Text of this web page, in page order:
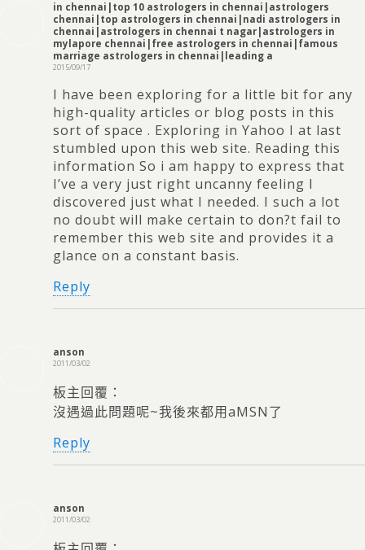
in chennai|top 10 astrologers in chennai|astrologers
chennai|top astrologers in chennai|nadi astrologers in
chennai|astrologers in chennai t nagar|astrologers in
mylapore chennai|free astrologers in chennai|famous
marriage astrologers in chennai|leading a
2015/09/17
I have been exploring for a little bit for any
high-quality articles or blog posts in this
sort of space . Exploring in Yahoo I at last
stumbled upon this web site. Reading this
information So i am happy to express that
I’ve a very just right uncanny feeling I
discovered just what I needed. I such a lot
no doubt will make certain to don?t fail to
remember this web site and provides it a
glance on a constant basis.
Reply
anson
2011/03/02
板主回覆：
沒遇過此問題呢~我後來都用aMSN了
Reply
anson
2011/03/02